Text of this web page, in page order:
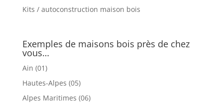
Kits / autoconstruction maison bois
Exemples de maisons bois près de chez
vous…
Ain (01)
Hautes-Alpes (05)
Alpes Maritimes (06)